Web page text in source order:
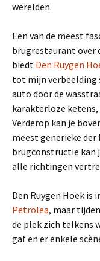
werelden.
Een van de meest
brugrestaurant over
biedt Den Ruygen
tot mijn verbeelding
auto door de
karakterloze
Verderop kan je
meest generieke
brugconstructie kan
alle richtingen
Den Ruygen Hoek is
Petrolea, maar
de plek zich telkens
gaf en er enkele